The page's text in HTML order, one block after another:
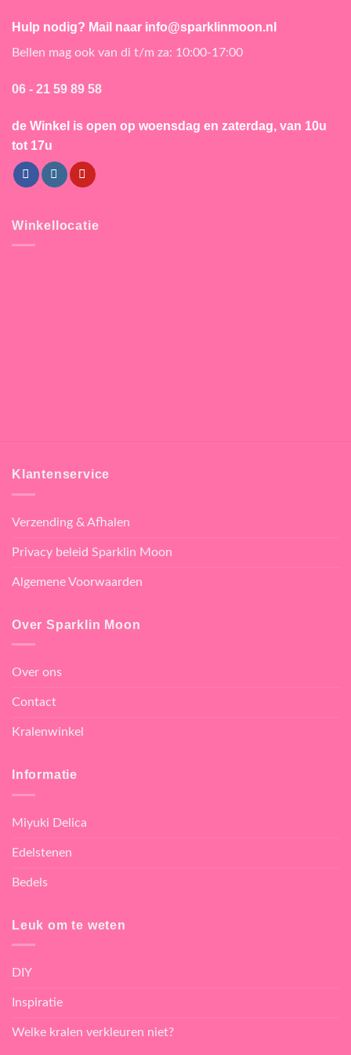
Hulp nodig? Mail naar info@sparklinmoon.nl
Bellen mag ook van di t/m za: 10:00-17:00
06 - 21 59 89 58
de Winkel is open op woensdag en zaterdag, van 10u
tot 17u
Winkellocatie
Klantenservice
Verzending & Afhalen
Privacy beleid Sparklin Moon
Algemene Voorwaarden
Over Sparklin Moon
Over ons
Contact
Kralenwinkel
Informatie
Miyuki Delica
Edelstenen
Bedels
Leuk om te weten
DIY
Inspiratie
Welke kralen verkleuren niet?